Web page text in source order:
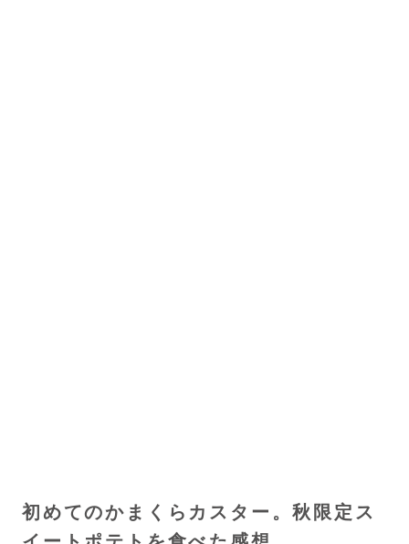
初めてのかまくらカスター。秋限定ス